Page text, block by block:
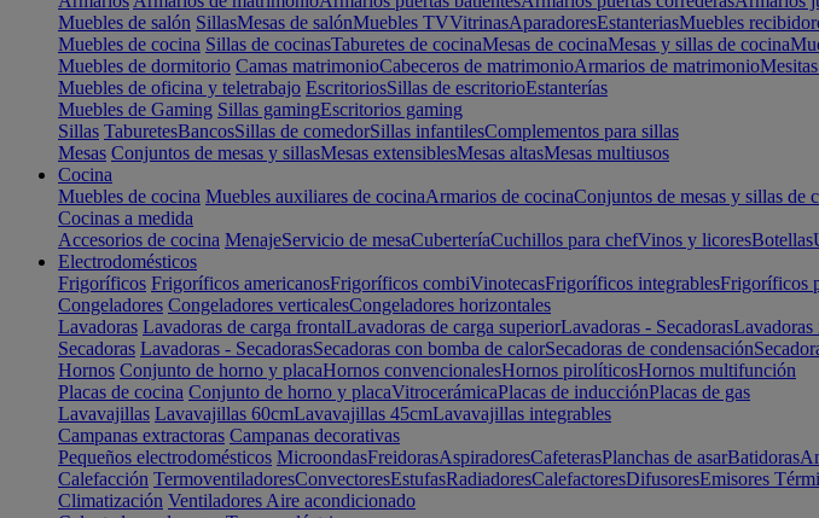
Muebles de salón SillasMesas de salónMuebles TVVitrinasAparadoresEstanteriasMuebles
Muebles de cocina Sillas de cocinasTaburetes de cocinaMesas de cocinaMesas y sillas de cocina
Muebles de dormitorio Camas matrimonioCabeceros de matrimonioArmarios de matrimonio
Muebles de oficina y teletrabajo EscritoriosSillas de escritorioEstanterías
Muebles de Gaming Sillas gamingEscritorios gaming
Sillas TaburetesBancosSillas de comedorSillas infantilesComplementos para sillas
Mesas Conjuntos de mesas y sillasMesas extensiblesMesas altasMesas multiusos
Cocina
Muebles de cocina Muebles auxiliares de cocinaArmarios de cocinaConjuntos de mesas y sillas de
Cocinas a medida
Accesorios de cocina MenajeServicio de mesaCuberteríaCuchillos para chefVinos y licoresBotellas
Electrodomésticos
Frigoríficos Frigoríficos americanosFrigoríficos combiVinotecasFrigoríficos integrablesFrigoríficos
Congeladores Congeladores verticalesCongeladores horizontales
Lavadoras Lavadoras de carga frontalLavadoras de carga superiorLavadoras - SecadorasLavadoras
Secadoras Lavadoras - SecadorasSecadoras con bomba de calorSecadoras de condensación
Hornos Conjunto de horno y placaHornos convencionalesHornos pirolíticosHornos multifunción
Placas de cocina Conjunto de horno y placaVitrocerámicaPlacas de inducciónPlacas de gas
Lavavajillas Lavavajillas 60cmLavavajillas 45cmLavavajillas integrables
Campanas extractoras Campanas decorativas
Pequeños electrodomésticos MicroondasFreidorasAspiradoresCafeterasPlanchas de asarBatidoras
Calefacción TermoventiladoresConvectoresEstufasRadiadoresCalefactoresDifusoresEmisores
Climatización Ventiladores Aire acondicionado